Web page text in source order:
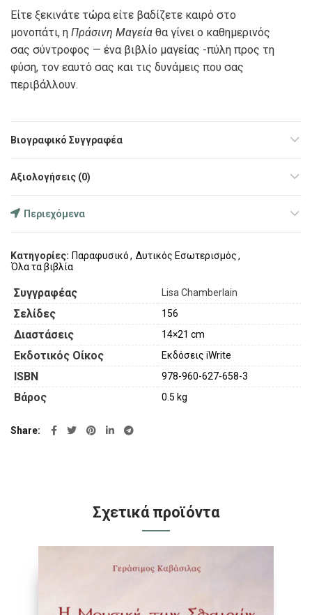
Είτε ξεκινάτε τώρα είτε βαδίζετε καιρό στο
μονοπάτι, η Πράσινη Μαγεία θα γίνει ο καθημερινός
σας σύντροφος — ένα βιβλίο μαγείας -πύλη προς τη
φύση, τον εαυτό σας και τις δυνάμεις που σας
περιβάλλουν.
Βιογραφικό Συγγραφέα
Αξιολογήσεις (0)
Περιεχόμενα
Κατηγορίες: Παραφυσικό, Δυτικός Εσωτερισμός,
Όλα τα βιβλία
Συγγραφέας Lisa Chamberlain
Σελίδες 156
Διαστάσεις 14×21 cm
Εκδοτικός Οίκος Εκδόσεις iWrite
ISBN 978-960-627-658-3
Βάρος 0.5 kg
Share
Σχετικά προϊόντα